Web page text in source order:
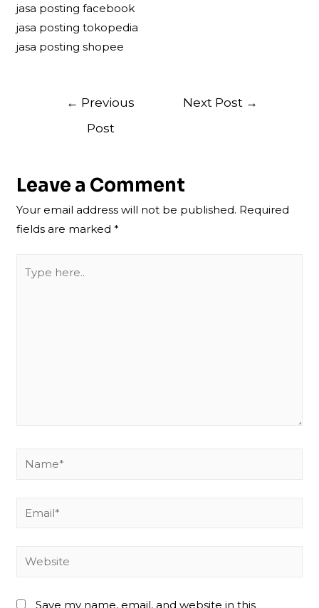
jasa posting facebook
jasa posting tokopedia
jasa posting shopee
Post
navigation
← Previous
Post
Next Post →
Leave a Comment
Your email address will not be published. Required
fields are marked*
here..
Name*
Email*
Website
Save my name, email, and website in this